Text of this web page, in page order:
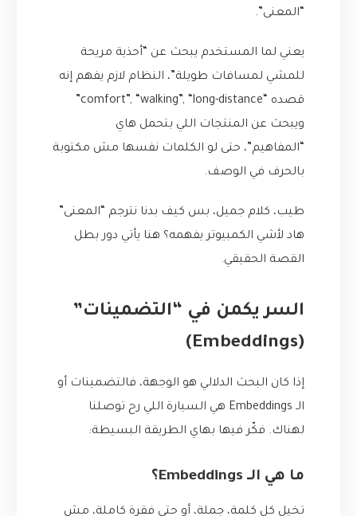
“المعنى”.
يعني لما المستخدم يبحث عن “أحذية مريحة
للمشي لمسافات طويلة”، النظام لازم يفهم إنه
قصده “comfort”, “walking”, “long-distance”
ويبحث عن المنتجات اللي بتحمل هاي
“المفاهيم”، حتى لو الكلمات نفسها مش مكتوبة
بالحرف في الوصف.
طيب، كلام جميل، بس كيف بدنا نترجم “المعنى”
هاد لأشي الكمبيوتر يفهمه؟ هنا يأتي دور بطل
القصة الحقيقي.
السر يكمن في “التضمينات”
(Embeddings)
إذا كان البحث الدلالي هو الوجهة، فالتضمينات أو
الـ Embeddings هي السيارة اللي رح توصلنا
لهناك. فكّر فيها بهاي الطريقة البسيطة:
ما هي الـ Embeddings؟
تخيل كل كلمة، جملة، أو حتى فقرة كاملة، مش